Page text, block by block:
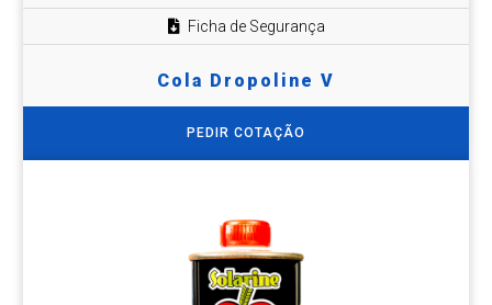
Ficha de Segurança
Cola Dropoline V
PEDIR COTAÇÃO